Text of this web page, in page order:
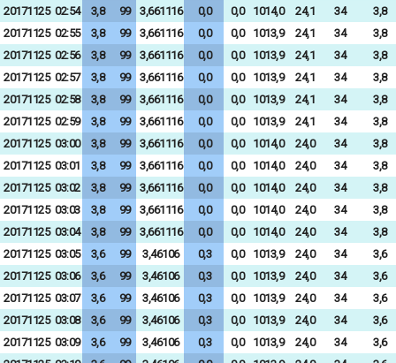
20171125 02:54 3,8 99 3,661116 0,0 0,0 1014,0 24,1 34
3,8
20171125 02:55 3,8 99 3,661116 0,0 0,0 1013,9 24,1 34
3,8
20171125 02:56 3,8 99 3,661116 0,0 0,0 1013,9 24,1 34
3,8
20171125 02:57 3,8 99 3,661116 0,0 0,0 1013,9 24,1 34
3,8
20171125 02:58 3,8 99 3,661116 0,0 0,0 1013,9 24,1 34
3,8
20171125 02:59 3,8 99 3,661116 0,0 0,0 1013,9 24,1 34
3,8
20171125 03:00 3,8 99 3,661116 0,0 0,0 1014,0 24,0 34
3,8
20171125 03:01 3,8 99 3,661116 0,0 0,0 1014,0 24,0 34
3,8
20171125 03:02 3,8 99 3,661116 0,0 0,0 1014,0 24,0 34
3,8
20171125 03:03 3,8 99 3,661116 0,0 0,0 1014,0 24,0 34
3,8
20171125 03:04 3,8 99 3,661116 0,0 0,0 1014,0 24,0 34
3,8
20171125 03:05 3,6 99 3,46106 0,3 0,0 1013,9 24,0 34
3,6
20171125 03:06 3,6 99 3,46106 0,3 0,0 1013,9 24,0 34
3,6
20171125 03:07 3,6 99 3,46106 0,3 0,0 1013,9 24,0 34
3,6
20171125 03:08 3,6 99 3,46106 0,3 0,0 1013,9 24,0 34
3,6
20171125 03:09 3,6 99 3,46106 0,3 0,0 1013,9 24,0 34
3,6